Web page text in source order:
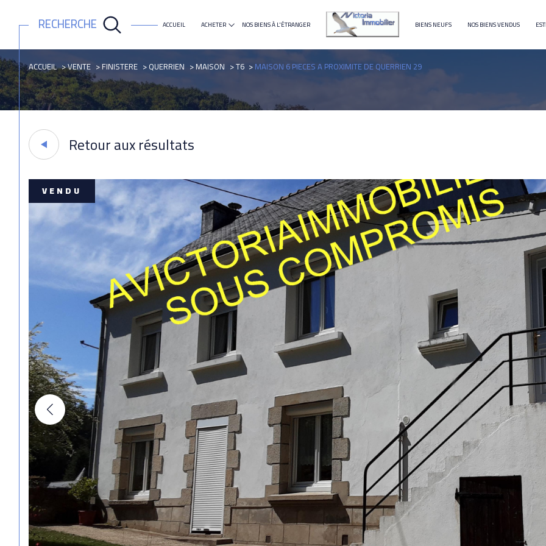
ACCUEIL ACHETER
maison appartement terrain immeuble
NOS BIENS À L'ÉTRANGER BIENS NEUFS NOS BIENS VENDUS
RECHERCHE
ACCUEIL VENTE FINISTERE QUERRIEN MAISON T6 MAISON 6 PIECES A PROXIMITE DE QUERRIEN 29
Retour aux résultats
VENDU